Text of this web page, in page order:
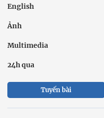
English
Ảnh
Multimedia
24h qua
Tuyến bài